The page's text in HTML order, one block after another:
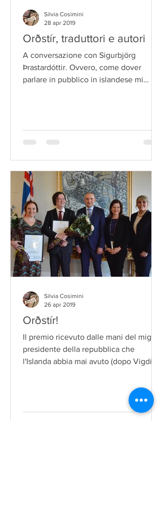
Orðstír, traduttori e autori
A conversazione con Sigurbjörg
Þrastardóttir. Ovvero, come dover
parlare in pubblico in islandese mi
Silvia Cosimini
28 apr 2019
Orðstír!
Il premio ricevuto dalle mani del miglior
presidente della repubblica che
l'Islanda abbia mai avuto (dopo Vigdís,
Silvia Cosimini
26 apr 2019